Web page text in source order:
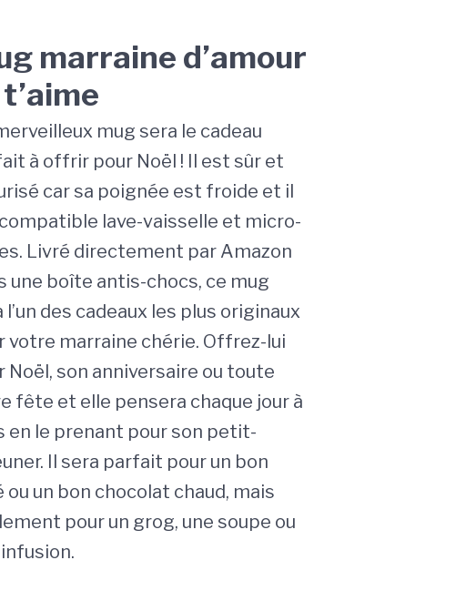
marraine d’amour
mug sera le cadeau
à offrir pour Noël ! Il est sûr et
car sa poignée est froide et il
lave-vaisselle et micro-
Livré directement par Amazon
une boîte antis-chocs, ce mug
l’un des cadeaux les plus originaux
votre marraine chérie. Offrez-lui
Noël, son anniversaire ou toute
fête et elle pensera chaque jour à
en le prenant pour son petit-
Il sera parfait pour un bon
ou un bon chocolat chaud, mais
pour un grog, une soupe ou